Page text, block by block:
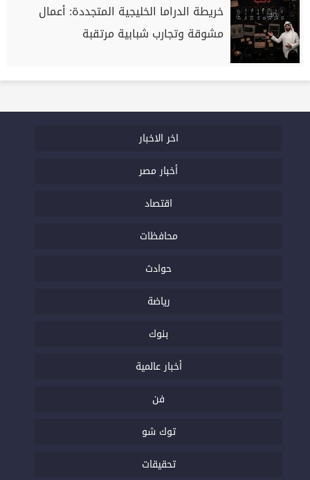
خريطة الدراما الخليجية المتجددة: أعمال
مشوقة وتجارب شبابية مرتقبة
اخر الاخبار
أخبار مصر
اقتصاد
محافظات
حوادث
رياضة
بنوك
أخبار عالمية
فن
توك شو
تحقيقات